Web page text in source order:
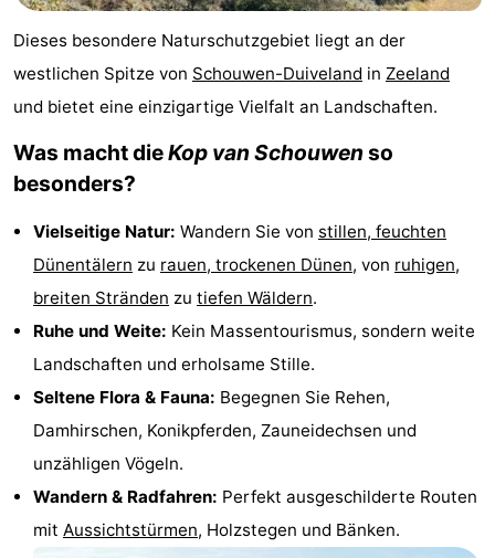
Port
Greve
Port
Zélande
Resort
Haamstede
-
Résidence
Hof
van
Haamstede
-
Schouwse
Valleien
Soeten
Haert
Wijde
Blick
Zeeland
Village
Zeeuwse
Kust
Zonnedorp
Dieses besondere Naturschutzgebiet liegt an der
westlichen Spitze von Schouwen-Duiveland in Zeeland
und bietet eine einzigartige Vielfalt an Landschaften.
Was macht dieKop van Schouwen so
besonders?
Vielseitige Natur: Wandern Sie von stillen, feuchten
Dünentälern zu rauen, trockenen Dünen, von ruhigen,
breiten Stränden zu tiefen Wäldern.
Ruhe und Weite: Kein Massentourismus, sondern weite
Landschaften und erholsame Stille.
Seltene Flora & Fauna: Begegnen Sie Rehen,
Damhirschen, Konikpferden, Zauneidechsen und
unzähligen Vögeln.
Wandern & Radfahren: Perfekt ausgeschilderte Routen
mit Aussichtstürmen, Holzstegen und Bänken.